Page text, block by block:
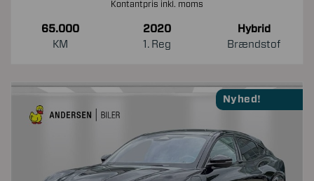
Kontantpris inkl. moms
65.000
KM
2020
1. Reg
Hybrid
Brændstof
Nyhed!